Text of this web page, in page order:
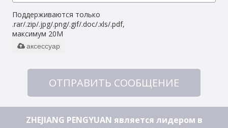
Поддерживаются только
.rar/.zip/.jpg/.png/.gif/.doc/.xls/.pdf,
максимум 20M
аксессуар
ОТПРАВИТЬ СООБЩЕНИЕ
ZHEJIANG PENGYUAN является лидером в